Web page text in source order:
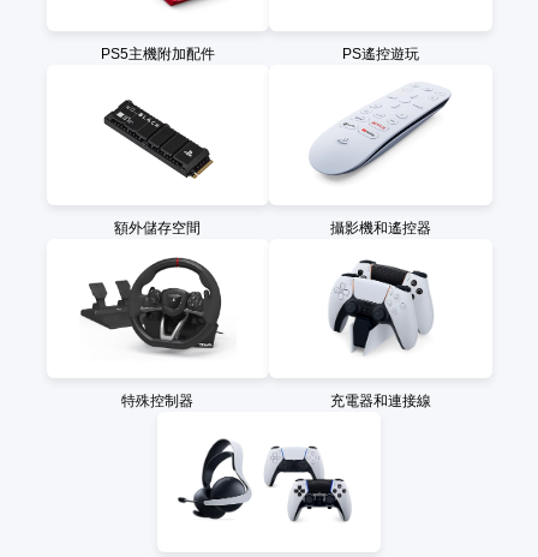
PS5主機附加配件 PS遙控遊玩
額外儲存空間 攝影機和遙控器
特殊控制器 充電器和連接線